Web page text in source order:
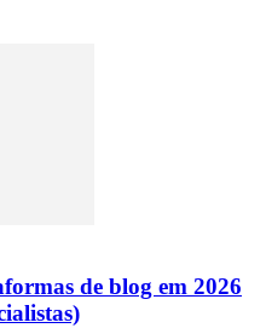
de blog em 2026